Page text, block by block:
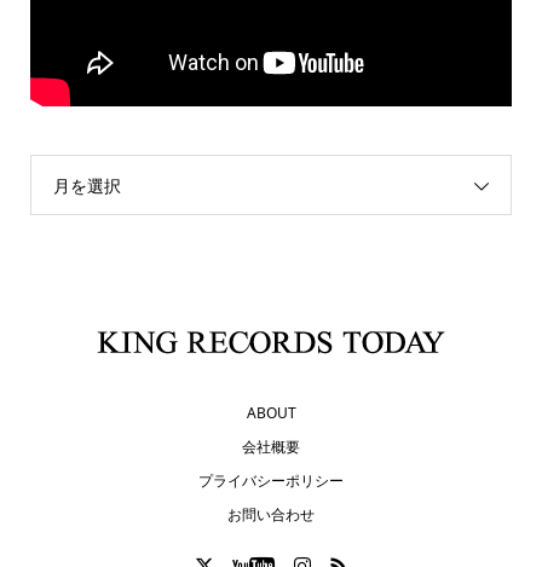
月を選択
ABOUT
会社概要
プライバシーポリシー
お問い合わせ